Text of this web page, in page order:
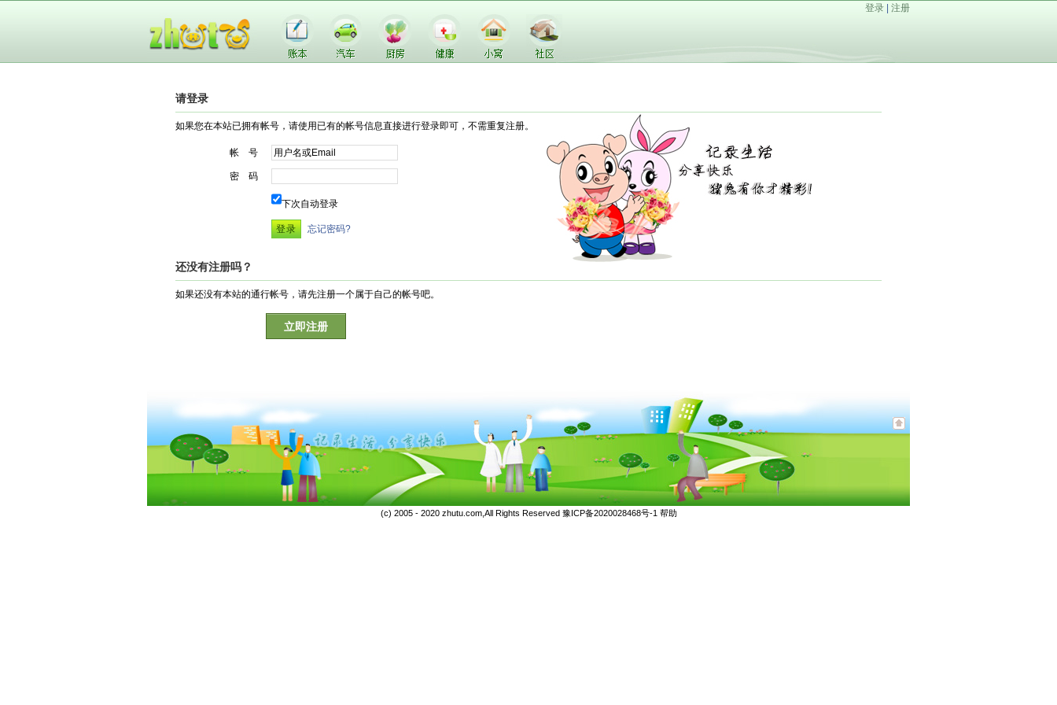
登录 注册
请登录
如果您在本站已拥有帐号，请使用已有的帐号信息直接进行登录即可，不需重复注册。
帐 号
密 码
下次自动登录
忘记密码?
还没有注册吗？
如果还没有本站的通行帐号，请先注册一个属于自己的帐号吧。
立即注册
(c) 2005 - 2020 zhutu.com,All Rights Reserved 豫ICP备2020028468号-1 帮助